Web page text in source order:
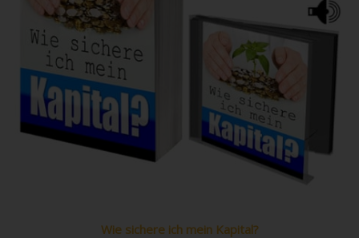
Wie sichere ich mein Kapital?